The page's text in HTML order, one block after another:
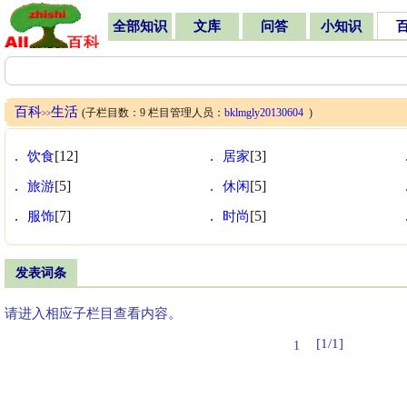
全部知识 文库 问答 小知识
百科>>生活 (子栏目数：9 栏目管理人员： bklmgly20130604 )
. 饮食[12] . 居家[3]
. 旅游[5] . 休闲[5]
.
服饰[7] . 时尚[5]
发表词条
请进入相应子栏目查看内容。
1 [1/1]